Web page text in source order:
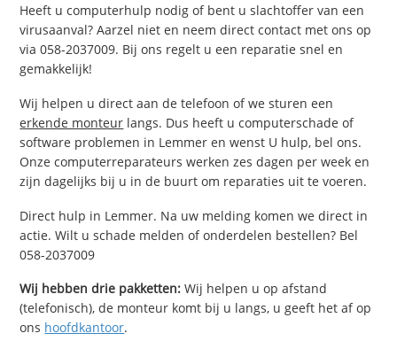
Heeft u computerhulp nodig of bent u slachtoffer van een
virusaanval? Aarzel niet en neem direct contact met ons op
via 058-2037009. Bij ons regelt u een reparatie snel en
gemakkelijk!
Wij helpen u direct aan de telefoon of we sturen een
erkende monteur langs. Dus heeft u computerschade of
software problemen in Lemmer en wenst U hulp, bel ons.
Onze computerreparateurs werken zes dagen per week en
zijn dagelijks bij u in de buurt om reparaties uit te voeren.
Direct hulp in Lemmer. Na uw melding komen we direct in
actie. Wilt u schade melden of onderdelen bestellen? Bel
058-2037009
Wij hebben drie pakketten: Wij helpen u op afstand
(telefonisch), de monteur komt bij u langs, u geeft het af op
ons hoofdkantoor.